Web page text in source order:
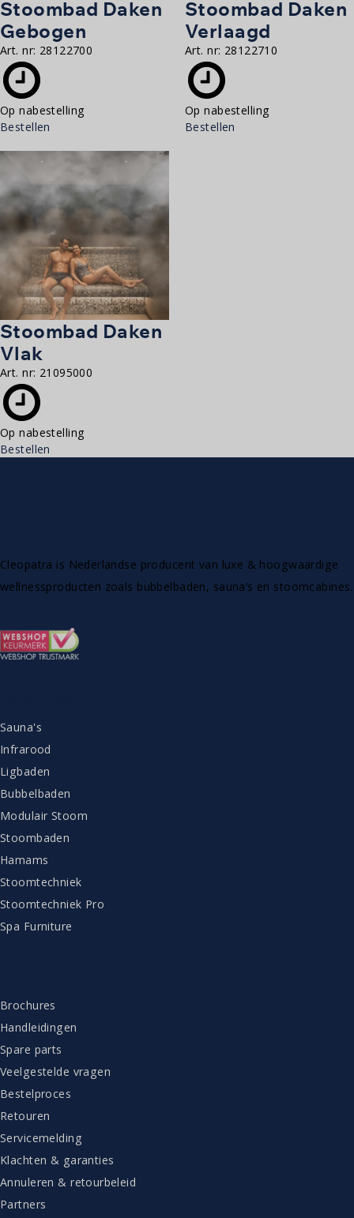
Stoombad Daken
Gebogen
Art. nr: 28122700
Op nabestelling
Bestellen
Stoombad Daken
Verlaagd
Art. nr: 28122710
Op nabestelling
Bestellen
Stoombad Daken
Vlak
Art. nr: 21095000
Op nabestelling
Bestellen
Cleopatra is Nederlandse producent van luxe & hoogwaardige
wellnessproducten zoals bubbelbaden, sauna’s en stoomcabines.
Sauna's
Infrarood
Ligbaden
Bubbelbaden
Modulair Stoom
Stoombaden
Hamams
Stoomtechniek
Stoomtechniek Pro
Spa Furniture
Brochures
Handleidingen
Spare parts
Veelgestelde vragen
Bestelproces
Retouren
Servicemelding
Klachten & garanties
Annuleren & retourbeleid
Partners